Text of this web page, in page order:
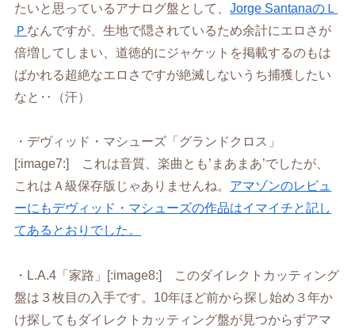
たいと思っているアナログ盤として、Jorge SantanaのＬ
Ｐ なんですが、生地で隠されているため余計にエロさが
倍増してしまい、道徳的にジャケットを掲載するのもは
ばかれる超絶なエロさですが絶滅しないうち捕獲したい
なと‥（汗）
・デヴィッド・マシューズ「グランドクロス」
[:image7:] これは音質、楽曲とも’まあまあ’でしたが、
これはＡ級保存版じゃありませんね。 アマゾンのレビュ
ーにもデヴィッド・マシューズの作品はイマイチと記し
てあるとおりでした。
・L.A.4「家路」[:image8:] このダイレクトカッティング
盤は３枚目の入手です。10年ほど前から探し始め３年か
け探してもダイレクトカッティング盤が見つからずアマ